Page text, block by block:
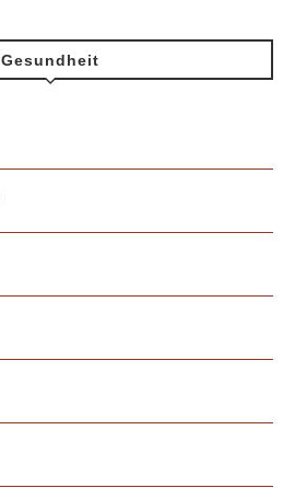
Gesundheit